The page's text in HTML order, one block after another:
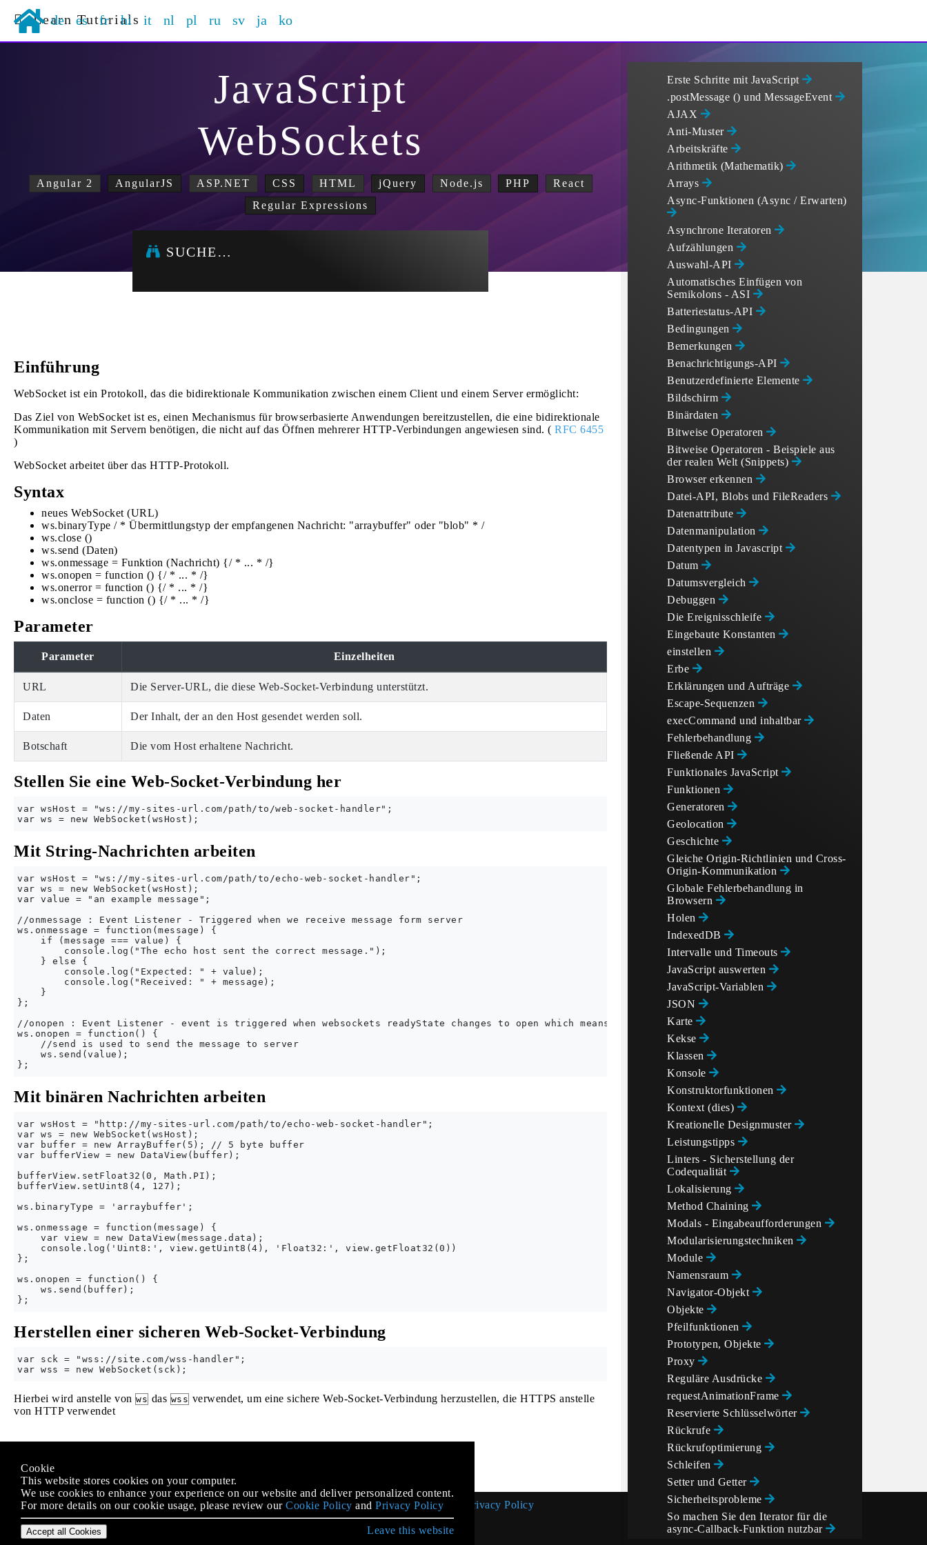
Learn Tutorials
de es fr hi it nl pl ru sv ja ko
JavaScript
WebSockets
Angular 2 AngularJS ASP.NET CSS HTML jQuery Node.js PHP
React
Regular Expressions
SUCHE…
Einführung
WebSocket ist ein Protokoll, das die bidirektionale Kommunikation zwischen einem Client und einem Server ermöglicht:
Das Ziel von WebSocket ist es, einen Mechanismus für browserbasierte Anwendungen bereitzustellen, die eine bidirektionale
Kommunikation mit Servern benötigen, die nicht auf das Öffnen mehrerer HTTP-Verbindungen angewiesen sind. ( RFC 6455
)
WebSocket arbeitet über das HTTP-Protokoll.
Syntax
neues WebSocket (URL)
ws.binaryType / * Übermittlungstyp der empfangenen Nachricht: "arraybuffer" oder "blob" * /
ws.close ()
ws.send (Daten)
ws.onmessage = Funktion (Nachricht) {/ * ... * /}
ws.onopen = function () {/ * ... * /}
ws.onerror = function () {/ * ... * /}
ws.onclose = function () {/ * ... * /}
Parameter
Parameter Einzelheiten
URL Die Server-URL, die diese Web-Socket-Verbindung unterstützt.
Daten Der Inhalt, der an den Host gesendet werden soll.
Botschaft Die vom Host erhaltene Nachricht.
Stellen Sie eine Web-Socket-Verbindung her
var wsHost = "ws://my-sites-url.com/path/to/web-socket-handler";
Mit String-Nachrichten arbeiten
var wsHost = "ws://my-sites-url.com/path/to/echo-web-socket-handler";
var ws = new WebSocket(wsHost);
var value = "an example message";
//onmessage : Event Listener - Triggered when we receive message form server
ws.onmessage = function(message) {
    if (message === value) {
        console.log("The echo host sent the correct message.");
    } else {
        console.log("Expected: " + value);
        console.log("Received: " + message);
    }
};
//onopen : Event Listener - event is triggered when websockets readyState changes to open which means now we are ready to send and receives messages from
ws.onopen = function() {
    //send is used to send the message to server
    ws.send(value);
Mit binären Nachrichten arbeiten
var wsHost = "http://my-sites-url.com/path/to/echo-web-socket-handler";
var ws = new WebSocket(wsHost);
var buffer = new ArrayBuffer(5); // 5 byte buffer
var bufferView = new DataView(buffer);
bufferView.setFloat32(0, Math.PI);
bufferView.setUint8(4, 127);
ws.binaryType = 'arraybuffer';
ws.onmessage = function(message) {
    var view = new DataView(message.data);
    console.log('Uint8:', view.getUint8(4), 'Float32:', view.getFloat32(0))
};
ws.onopen = function() {
    ws.send(buffer);
Herstellen einer sicheren Web-Socket-Verbindung
var sck = "wss://site.com/wss-handler";
Hierbei wird anstelle von ws das wss verwendet, um eine sichere Web-Socket-Verbindung herzustellen, die HTTPS anstelle
von HTTP verwendet
Lizenziert unter
Nicht angeschlossen anStack Overflow
Erste Schritte mit JavaScript
.postMessage () und MessageEvent
AJAX
Anti-Muster
Arbeitskräfte
Arithmetik (Mathematik)
Arrays
Async-Funktionen (Async / Erwarten)
Asynchrone Iteratoren
Aufzählungen
Auswahl-API
Automatisches Einfügen von
Semikolons - ASI
Batteriestatus-API
Bedingungen
Bemerkungen
Benachrichtigungs-API
Benutzerdefinierte Elemente
Bildschirm
Binärdaten
Bitweise Operatoren
Bitweise Operatoren - Beispiele aus
der realen Welt (Snippets)
Browser erkennen
Datei-API, Blobs und FileReaders
Datenattribute
Datenmanipulation
Datentypen in Javascript
Datum
Datumsvergleich
Debuggen
Die Ereignisschleife
Eingebaute Konstanten
einstellen
Erbe
Erklärungen und Aufträge
Escape-Sequenzen
execCommand und inhaltbar
Fehlerbehandlung
Fließende API
Funktionales JavaScript
Funktionen
Generatoren
Geolocation
Geschichte
Gleiche Origin-Richtlinien und Cross-
Origin-Kommunikation
Globale Fehlerbehandlung in
Browsern
Holen
IndexedDB
Intervalle und Timeouts
JavaScript auswerten
JavaScript-Variablen
JSON
Karte
Kekse
Klassen
Konsole
Konstruktorfunktionen
Kontext (dies)
Kreationelle Designmuster
Leistungstipps
Linters - Sicherstellung der
Codequalität
Lokalisierung
Method Chaining
Modals - Eingabeaufforderungen
Modularisierungstechniken
Module
Namensraum
Navigator-Objekt
Objekte
Pfeilfunktionen
Prototypen, Objekte
Proxy
Reguläre Ausdrücke
requestAnimationFrame
Reservierte Schlüsselwörter
Rückrufe
Rückrufoptimierung
Schleifen
Setter und Getter
Sicherheitsprobleme
So machen Sie den Iterator für die
async-Callback-Funktion nutzbar
Cookie Policy Privacy Policy
Cookie
This website stores cookies on your computer.
We use cookies to enhance your experience on our website and deliver personalized content.
For more details on our cookie usage, please review our Cookie Policy and Privacy Policy
Accept all Cookies Leave this website